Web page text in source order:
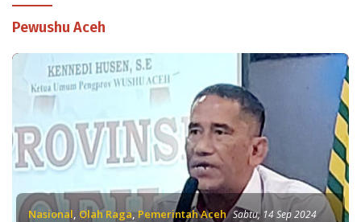
Pewushu Aceh
Nasional Olah Raga,Pemerintah Aceh Sabtu, 14 Sep 2024